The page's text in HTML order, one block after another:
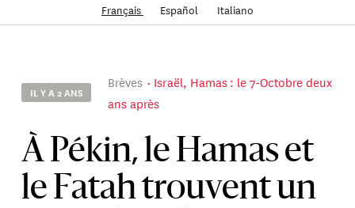
Français Español Italiano
IL Y A 2 ANS
Brèves
Israël, Hamas : le 7-Octobre deux
ans après
À Pékin, le Hamas et
le Fatah trouvent un